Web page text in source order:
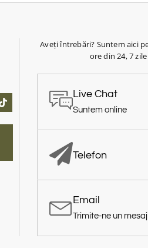
Aveți întrebări? Suntem aici
ore din 24, 7
Live Chat
Suntem online
Telefon
Email
Trimite-ne un mesaj